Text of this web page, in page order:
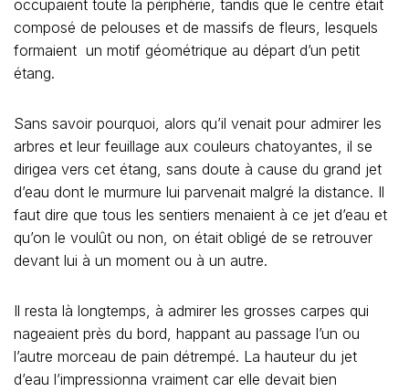
occupaient toute la périphérie, tandis que le centre était
composé de pelouses et de massifs de fleurs, lesquels
formaient un motif géométrique au départ d’un petit
étang.
Sans savoir pourquoi, alors qu’il venait pour admirer les
arbres et leur feuillage aux couleurs chatoyantes, il se
dirigea vers cet étang, sans doute à cause du grand jet
d’eau dont le murmure lui parvenait malgré la distance. Il
faut dire que tous les sentiers menaient à ce jet d’eau et
qu’on le voulût ou non, on était obligé de se retrouver
devant lui à un moment ou à un autre.
Il resta là longtemps, à admirer les grosses carpes qui
nageaient près du bord, happant au passage l’un ou
l’autre morceau de pain détrempé. La hauteur du jet
d’eau l’impressionna vraiment car elle devait bien